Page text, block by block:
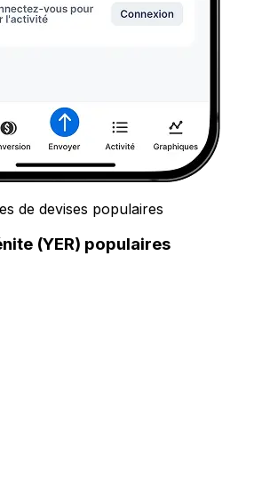
de devises populaires
(YER) populaires